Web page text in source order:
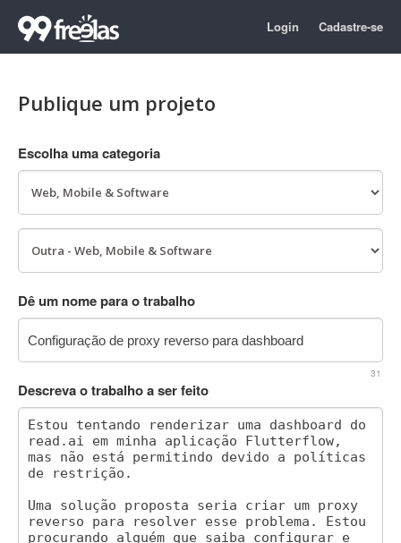
Login Cadastre-se
Publique um projeto
Escolha uma categoria
Dê um nome para o trabalho
31
Descreva o trabalho a ser feito